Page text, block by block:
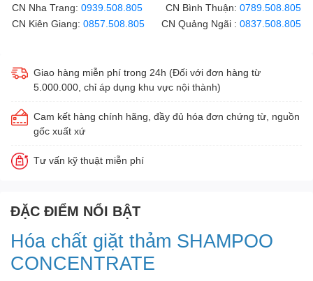
CN Nha Trang: 0939.508.805 CN Bình Thuận: 0789.508.805
CN Kiên Giang: 0857.508.805 CN Quảng Ngãi : 0837.508.805
Giao hàng miễn phí trong 24h (Đối với đơn hàng từ
5.000.000, chỉ áp dụng khu vực nội thành)
Cam kết hàng chính hãng, đầy đủ hóa đơn chứng từ, nguồn
gốc xuất xứ
Tư vấn kỹ thuật miễn phí
ĐẶC ĐIỂM NỔI BẬT
Hóa chất giặt thảm SHAMPOO
CONCENTRATE